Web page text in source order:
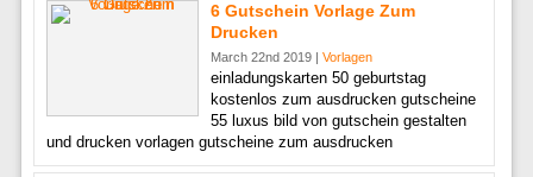
6 Gutschein Vorlage Zum
Drucken
March 22nd 2019 | Vorlagen
einladungskarten 50 geburtstag
kostenlos zum ausdrucken gutscheine
55 luxus bild von gutschein gestalten
und drucken vorlagen gutscheine zum ausdrucken